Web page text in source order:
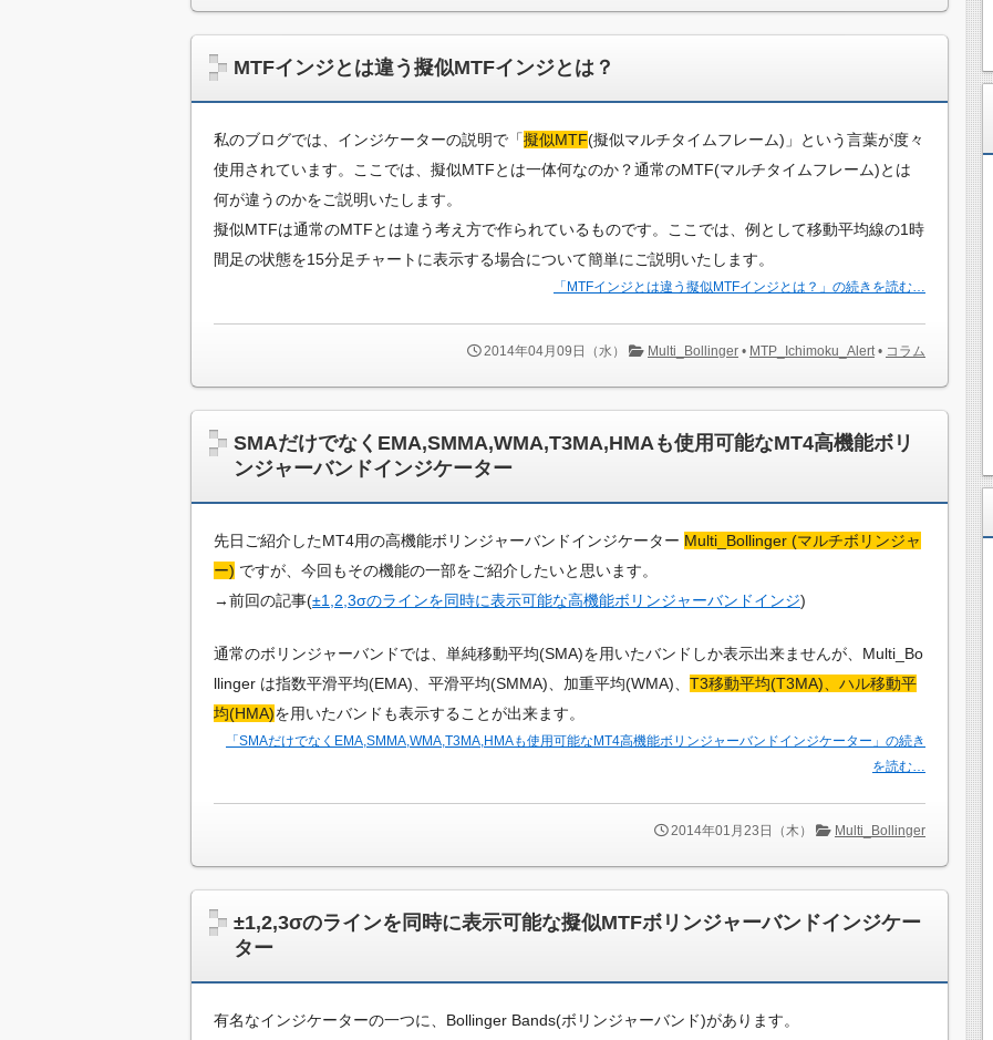
門
っ
と
改
造
し
た
方
の
た
の
ミ
ン
グ
情
サ
ト
MTFインジとは違う擬似MTFインジとは？
私のブログでは、インジケーターの説明で「擬似MTF(擬似マルチタイムフレーム)」という言葉が度々
使用されています。ここでは、擬似MTFとは一体何なのか？通常のMTF(マルチタイムフレーム)とは
何が違うのかをご説明いたします。
擬似MTFは通常のMTFとは違う考え方で作られているものです。ここでは、例として移動平均線の1時
間足の状態を15分足チャートに表示する場合について簡単にご説明いたします。
「MTFインジとは違う擬似MTFインジとは？」の続きを読む…
2014年04月09日（水） Multi_Bollinger • MTP_Ichimoku_Alert• コラム
SMAだけでなくEMA,SMMA,WMA,T3MA,HMAも使用可能なMT4高機能ボリ
ンジャーバンドインジケーター
先日ご紹介したMT4用の高機能ボリンジャーバンドインジケーター Multi_Bollinger (マルチボリンジャ
ー) ですが、今回もその機能の一部をご紹介したいと思います。
→前回の記事(±1,2,3σのラインを同時に表示可能な高機能ボリンジャーバンドインジ)
通常のボリンジャーバンドでは、単純移動平均(SMA)を用いたバンドしか表示出来ませんが、Multi_Bo
llinger は指数平滑平均(EMA)、平滑平均(SMMA)、加重平均(WMA)、 T3移動平均(T3MA)、ハル移動平
均(HMA)を用いたバンドも表示することが出来ます。
「SMAだけでなくEMA,SMMA,WMA,T3MA,HMAも使用可能なMT4高機能ボリンジャーバンドインジケーター」の続き
を読む…
2014年01月23日（木） Multi_Bollinger
±1,2,3σのラインを同時に表示可能な擬似MTFボリンジャーバンドインジケー
ター
有名なインジケーターの一つに、Bollinger Bands(ボリンジャーバンド)があります。